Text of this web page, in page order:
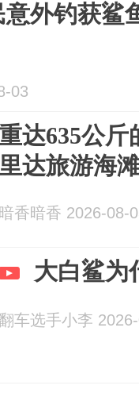
外钓获鲨
03
达635公斤
里达旅游海
暗香暗香 2026-08-
大白鲨为
翻车选手小李